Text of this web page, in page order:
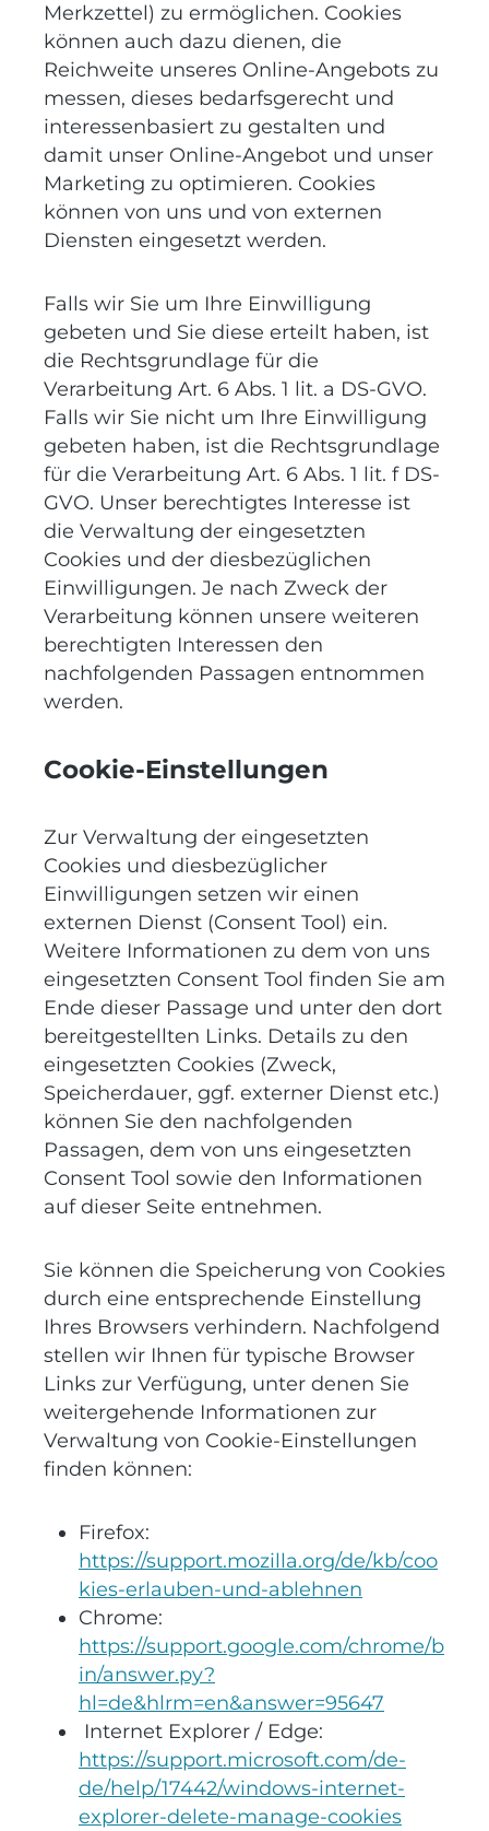
Merkzettel) zu ermöglichen. Cookies
können auch dazu dienen, die
Reichweite unseres Online-Angebots zu
messen, dieses bedarfsgerecht und
interessenbasiert zu gestalten und
damit unser Online-Angebot und unser
Marketing zu optimieren. Cookies
können von uns und von externen
Diensten eingesetzt werden.
Falls wir Sie um Ihre Einwilligung
gebeten und Sie diese erteilt haben, ist
die Rechtsgrundlage für die
Verarbeitung Art. 6 Abs. 1 lit. a DS-GVO.
Falls wir Sie nicht um Ihre Einwilligung
gebeten haben, ist die Rechtsgrundlage
für die Verarbeitung Art. 6 Abs. 1 lit. f DS-
GVO. Unser berechtigtes Interesse ist
die Verwaltung der eingesetzten
Cookies und der diesbezüglichen
Einwilligungen. Je nach Zweck der
Verarbeitung können unsere weiteren
berechtigten Interessen den
nachfolgenden Passagen entnommen
werden.
Cookie-Einstellungen
Zur Verwaltung der eingesetzten
Cookies und diesbezüglicher
Einwilligungen setzen wir einen
externen Dienst (Consent Tool) ein.
Weitere Informationen zu dem von uns
eingesetzten Consent Tool finden Sie am
Ende dieser Passage und unter den dort
bereitgestellten Links. Details zu den
eingesetzten Cookies (Zweck,
Speicherdauer, ggf. externer Dienst etc.)
können Sie den nachfolgenden
Passagen, dem von uns eingesetzten
Consent Tool sowie den Informationen
auf dieser Seite entnehmen.
Sie können die Speicherung von Cookies
durch eine entsprechende Einstellung
Ihres Browsers verhindern. Nachfolgend
stellen wir Ihnen für typische Browser
Links zur Verfügung, unter denen Sie
weitergehende Informationen zur
Verwaltung von Cookie-Einstellungen
finden können:
Firefox:
https://support.mozilla.org/de/kb/coo
kies-erlauben-und-ablehnen
Chrome:
https://support.google.com/chrome/b
in/answer.py?
hl=de&hlrm=en&answer=95647
Internet Explorer / Edge:
https://support.microsoft.com/de-
de/help/17442/windows-internet-
explorer-delete-manage-cookies